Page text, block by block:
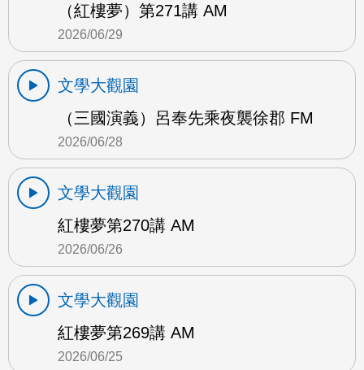
（紅樓夢）第271講 AM
2026/06/29
文學大觀園
（三國演義）呂奉先乘夜襲徐郡 FM
2026/06/28
文學大觀園
紅樓夢第270講 AM
2026/06/26
文學大觀園
紅樓夢第269講 AM
2026/06/25